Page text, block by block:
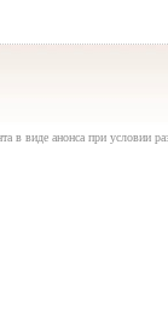
в виде анонса при условии